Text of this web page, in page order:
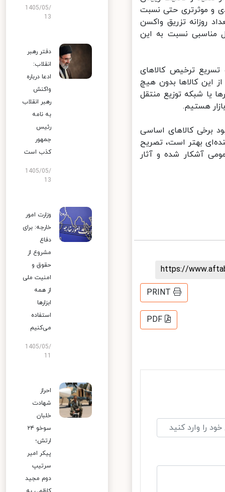
و موثرتری حتی نسبت
روزانه تزریق واکسن
نسبت به این
ترخیص کالاهای
این کالاها بدون هیچ
یا شبکه توزیع منتقل
هستیم.
برخی کالاهای اساسی
بهتر است، تصریح
آشکار شده و آثار
https://
PRINT
PDF
1405/05/
13
دفتر رهبر
انقلاب:
ادعا درباره
واکنش
رهبر انقلاب
به نامه
رئیس
جمهور
کذب است
1405/05/
13
وزارت امور
خارجه: برای
دفاع
مشروع از
حقوق و
امنیت ملی
از همه
ابزارها
استفاده
می‌کنیم
1405/05/
احراز
شهادت
خلبان
سوخو ۲۴
ارتش؛
پیکر امیر
سرتیپ
دوم مجید